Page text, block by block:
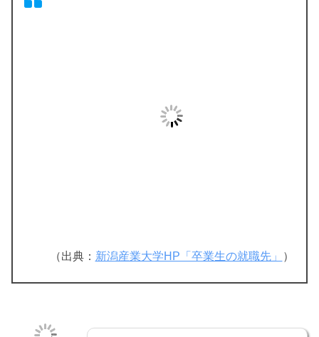
（出典： 新潟産業大学HP「卒業生の就職先」 ）